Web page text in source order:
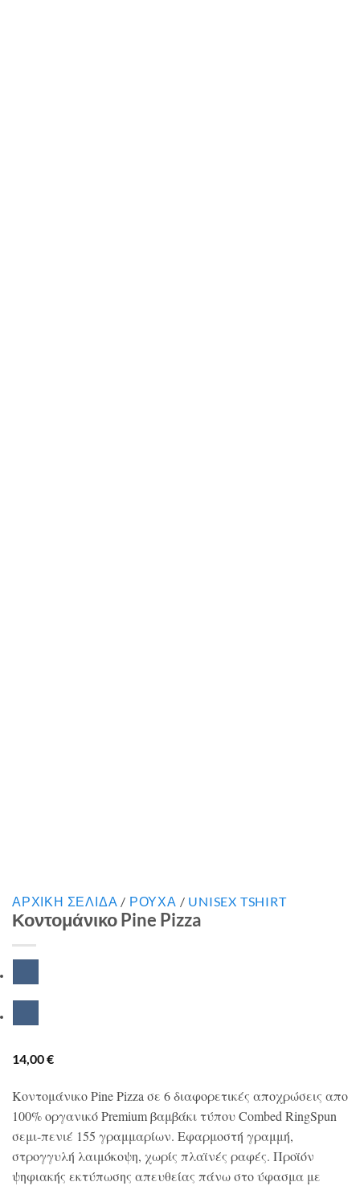
ΑΡΧΙΚΉ ΣΕΛΊΔΑ / ΡΟΥΧΑ / UNISEX TSHIRT
Κοντομάνικο Pine Pizza
14,00€
Κοντομάνικο Pine Pizza σε 6 διαφορετικές αποχρώσεις απο
100% οργανικό Premium βαμβάκι τύπου Combed RingSpun
σεμι-πενιέ 155 γραμμαρίων. Εφαρμοστή γραμμή,
στρογγυλή λαιμόκοψη, χωρίς πλαϊνές ραφές. Προϊόν
ψηφιακής εκτύπωσης απευθείας πάνω στο ύφασμα με